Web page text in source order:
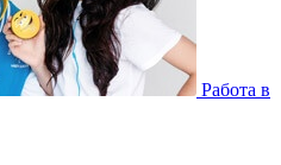
Работа в